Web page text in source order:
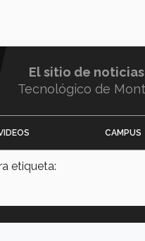
El sitio de noticias
Tecnológico de
CAMPUS
etiqueta: